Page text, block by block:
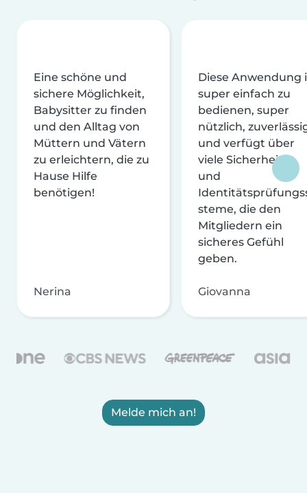
Eine schöne und
sichere Möglichkeit,
Babysitter zu finden
und den Alltag von
Müttern und Vätern
zu erleichtern, die zu
Hause Hilfe
benötigen!
Nerina
Diese Anwendung
super einfach zu
bedienen, super
nützlich,
und verfügt über
viele Sicherheits-
und
steme, die den
Mitgliedern ein
sicheres Gefühl
geben.
Giovanna
Melde mich an!